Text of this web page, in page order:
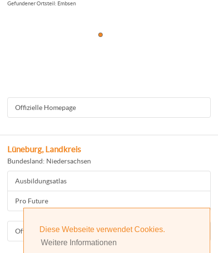
Diese Webseite verwendet Cookies.
Weitere Informationen
Gefundener Ortsteil: Embsen
Offizielle Homepage
Lüneburg, Landkreis
Bundesland: Niedersachsen
Ausbildungsatlas
Pro Future
Offizielle Homepage